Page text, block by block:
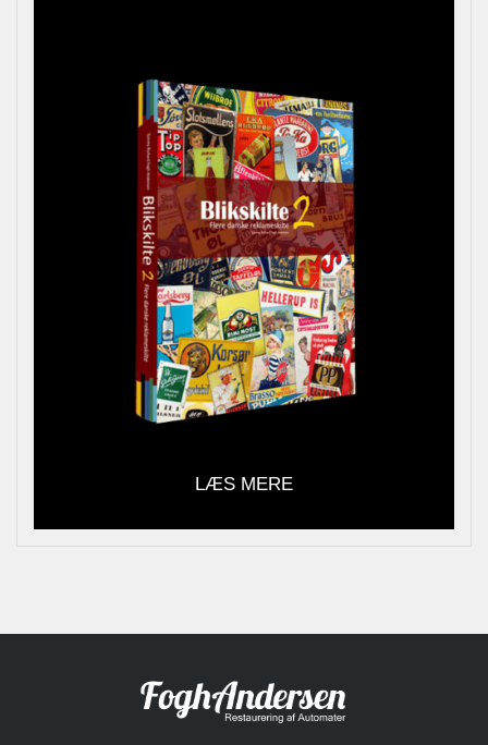
LÆS MERE